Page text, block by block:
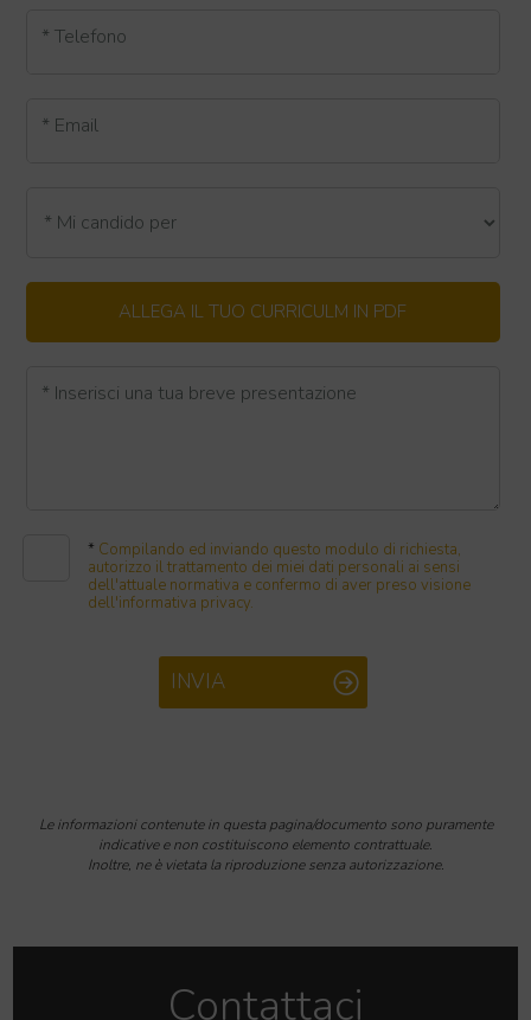
* Telefono
* Email
ALLEGA IL TUO CURRICULM IN PDF
* Inserisci una tua breve presentazione
* Compilando ed inviando questo modulo di richiesta,
autorizzo il trattamento dei miei dati personali ai sensi
dell'attuale normativa e confermo di aver preso visione
dell'informativa privacy.
INVIA
L'Immobiliare.com | Tortolì
Le informazioni contenute in questa pagina/documento sono puramente
indicative e non costituiscono elemento contrattuale.
Inoltre, ne è vietata la riproduzione senza autorizzazione.
Contattaci